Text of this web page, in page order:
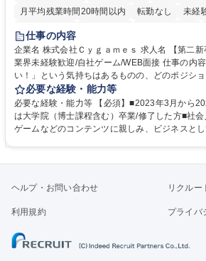
月平均残業時間20時間以内
転勤なし
未経
住宅手当あり
交通費支給
土日祝休み 服装自由 昼食補
食事補助あり
仕事の内容
企業名 株式会社Ｃｙｇａｍｅｓ 求人名 【第二新卒オープンポジション】
業界未経験歓迎/自社ゲーム/WEB面接 仕事の内容 「ゲーム業界で働きた
い！」という気持ちはあるものの、どのポジシ
しているか悩んでいる方が対象となります！ 総合職（プランナー/データ
アナリストなど）、技術職（開発エンジニ ア/イ
ど）、デザイン職（デザイナー/イラストレ ータ
ご希望と適正にマッチしたポジションをご案内い
のご応募をお待ちしております。 募集職種 【第二新卒オープンポジショ
必要な経験・能力等
必要な経験・能力等 【必須】■2023年3月から
は大学院（博士課程含む）卒業/修了した方■社
ゲームなどのコンテンツに親しみ、ビジネスとして興
ヘルプ・お問い合わせ リクルー
利用規約 プライバ